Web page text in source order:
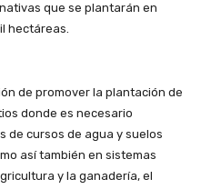
que se plantarán en
hectáreas.
de promover la plantación de
donde es necesario
de cursos de agua y suelos
así también en sistemas
y la ganadería, el